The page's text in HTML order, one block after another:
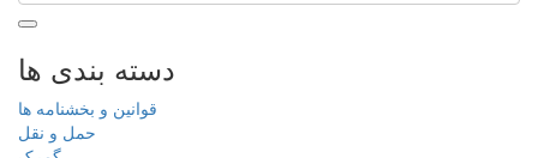
دسته بندی ها
قوانین و بخشنامه ها
حمل و نقل